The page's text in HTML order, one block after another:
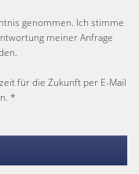
genommen. Ich stimme
meiner Anfrage
für die Zukunft per E-Mail
*